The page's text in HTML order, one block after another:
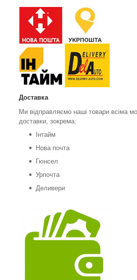
Доставка
Ми відправляємо наші товари всіма
доставки, зокрема:
Інтайм
Нова почта
Гюнсел
Урпочта
Деливери